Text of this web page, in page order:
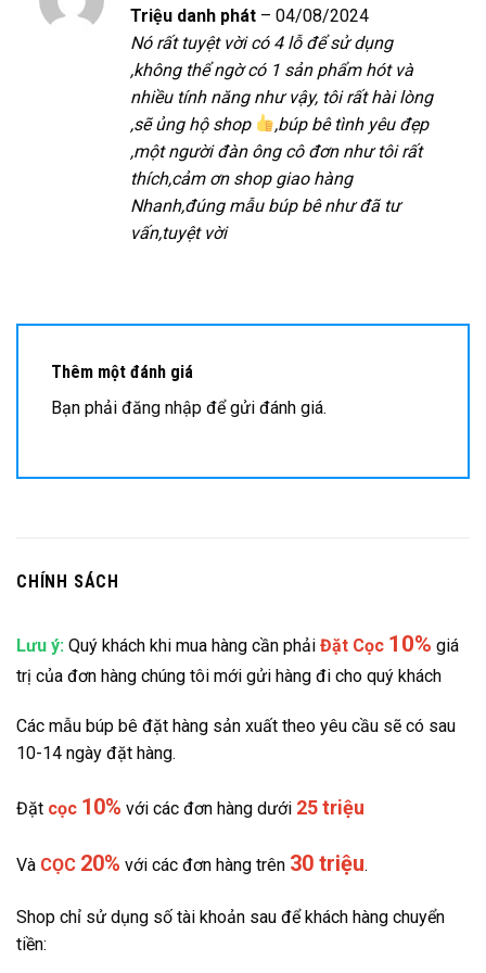
Được xếp
hạng
sao
Triệu danh phát – 04/08/2024
Nó rất tuyệt vời có 4 lỗ để sử dụng
,không thể ngờ có 1 sản phẩm hót và
nhiều tính năng như vậy, tôi rất hài lòng
,sẽ ủng hộ shop
,búp bê tình yêu đẹp
,một người đàn ông cô đơn như tôi rất
thích,cảm ơn shop giao hàng
Nhanh,đúng mẫu búp bê như đã tư
vấn,tuyệt vời
Thêm một đánh giá
Bạn phải đăng nhập để gửi đánh giá.
CHÍNH SÁCH
Lưu ý: Quý khách khi mua hàng cần phải Đặt Cọc 10% giá
trị của đơn hàng chúng tôi mới gửi hàng đi cho quý khách
Các mẫu búp bê đặt hàng sản xuất theo yêu cầu sẽ có sau
10-14 ngày đặt hàng.
Đặt cọc 10% với các đơn hàng dưới 25 triệu
Và CỌC 20% với các đơn hàng trên 30 triệu.
Shop chỉ sử dụng số tài khoản sau để khách hàng chuyển
tiền: